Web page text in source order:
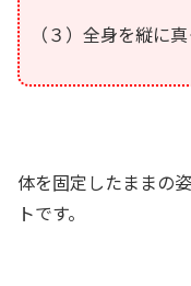
（３）全身を縦に
体を固定したままの
トです。